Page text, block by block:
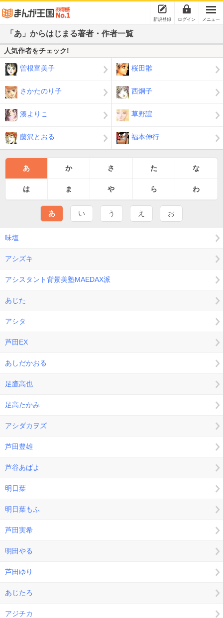
新規登録 ログイン メニュー
「あ」からはじまる著者・作者一覧
人気作者をチェック!
曽根富美子 桜田雛
さかたのり子 西炯子
湊よりこ 草野誼
藤沢とおる 福本伸行
あ か さ た な
は ま や ら わ
あ い う え お
味塩
アシズキ
アシスタント背景美塾MAEDAX派
あじた
アシタ
芦田EX
あしだかおる
足鷹高也
足高たかみ
アシダカヲズ
芦田豊雄
芦谷あばよ
明日葉
明日葉もふ
芦田実希
明田やる
芦田ゆり
あじたろ
アジチカ